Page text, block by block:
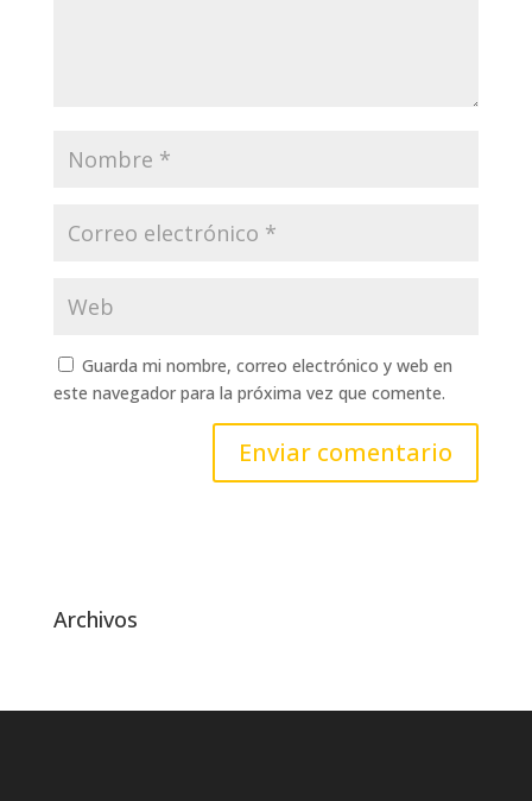
Guarda mi nombre, correo electrónico y web en
este navegador para la próxima vez que comente.
Archivos